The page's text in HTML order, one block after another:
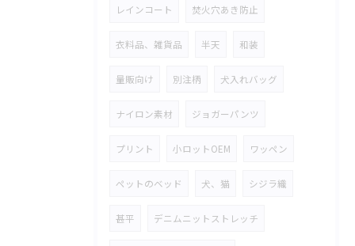
レインコート 焚火穴あき防止
衣料品、雑貨品 半天 和装
量販向け 別注柄 犬入れバッグ
ナイロン素材 ジョガーパンツ
プリント 小ロットOEM ワッペン
ペットのベッド 犬、猫 シジラ織
甚平 デニムニットストレッチ